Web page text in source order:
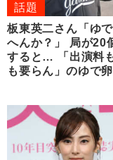
話題
板東英二さん「ゆ
へんか？」 局が20
すると… 「出演料
も要らん」のゆで